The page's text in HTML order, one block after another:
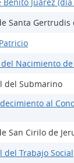
Santa Gertrudis
Nacimiento
del Submarino
al
San Cirilo de
del Trabajo Social